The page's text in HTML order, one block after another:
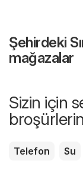
Şehirdeki
mağazalar
Sizin için
Telefon Su